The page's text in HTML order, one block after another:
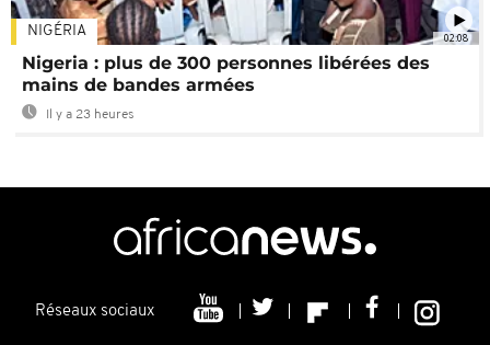
02:08
NIGÉRIA
Nigeria : plus de 300 personnes libérées des
mains de bandes armées
Il y a 23 heures
Réseaux sociaux